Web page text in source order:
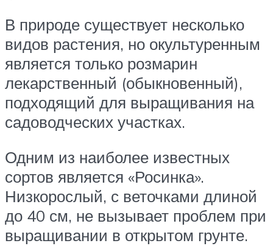
В природе существует несколько
видов растения, но окультуренным
является только розмарин
лекарственный (обыкновенный),
подходящий для выращивания на
садоводческих участках.
Одним из наиболее известных
сортов является «Росинка».
Низкорослый, с веточками длиной
до 40 см, не вызывает проблем при
выращивании в открытом грунте.